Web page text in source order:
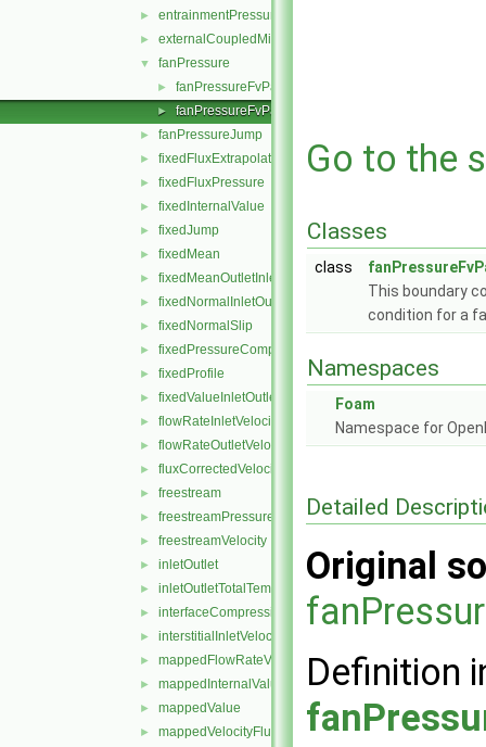
► entrainmentPressure
► externalCoupledMixed
▼ fanPressure
► fanPressureFvPatchScalarField.C
► fanPressureFvPatchScalarField.H
► fanPressureJump
► fixedFluxExtrapolatedPressure
► fixedFluxPressure
► fixedInternalValue
► fixedJump
► fixedMean
► fixedMeanOutletInlet
► fixedNormalInletOutletVelocity
► fixedNormalSlip
► fixedPressureCompressibleDensity
► fixedProfile
► fixedValueInletOutlet
► flowRateInletVelocity
► flowRateOutletVelocity
► fluxCorrectedVelocity
► freestream
► freestreamPressure
► freestreamVelocity
► inletOutlet
► inletOutletTotalTemperature
► interfaceCompression
► interstitialInletVelocity
► mappedFlowRateVelocity
► mappedInternalValue
► mappedValue
► mappedVelocityFlux
Go to the
Classes
class
This boundary
condition for a
Namespaces
Foam
Namespace for
Detailed
Original
Definition